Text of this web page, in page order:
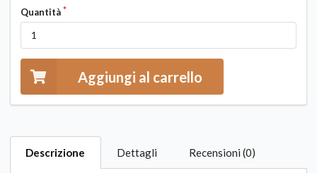
Quantità
Aggiungi al carrello
Descrizione Dettagli Recensioni (0)